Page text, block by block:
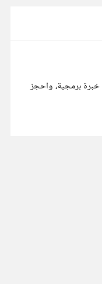
برمجية، واحجز